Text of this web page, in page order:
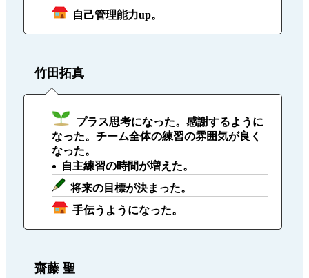
自己管理能力up。
竹田拓真
プラス思考になった。感謝するように
なった。チーム全体の練習の雰囲気が良く
なった。
自主練習の時間が増えた。
将来の目標が決まった。
手伝うようになった。
齋藤 聖